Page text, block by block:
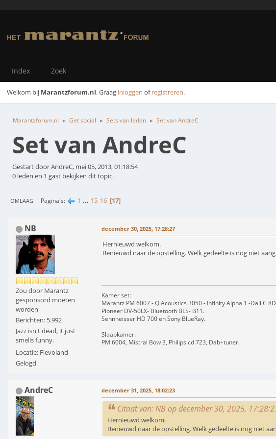
Index Zoek
Welkom bij Marantzforum.nl. Graag inloggen ofregistreren.
Marantzforum.nl ► Get social ► Sets van leden ► Set van AndreC
Set van AndreC
Gestart door AndreC, mei 05, 2013, 01:18:54
0 leden en 1 gast bekijken dit topic.
OMLAAG Pagina's 1 ... 15 16 17
NB
Zou door Marantz
gesponsord moeten
worden
Berichten: 5.992
Jazz isn't dead, it just
smells funny.
Locatie: Flevoland
Gelogd
december 30, 2025, 17:28:27
Hernieuwd welkom.
Benieuwd naar de opstelling. Welk gedeelte is nog niet
Kamer set:
Marantz PM 6007 - Q Acoustics 3050 - Infinity Alpha 1 -Dali C
Pioneer DV-50LX- Bluetooth BLS- B11.
Sennheisser HD 700 en Sony BlueRay.
Slaapkamer:
PM 6004, Mistral Bow 3, Philips cd 723, Dab+tuner.
AndreC december 31, 2025, 18:02:23
Citaat van: NB op december 30, 2025,
Hernieuwd welkom.
Benieuwd naar de opstelling. Welk gedeelte is nog niet